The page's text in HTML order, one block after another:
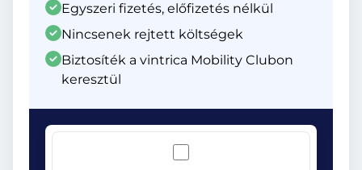
Egyszeri fizetés, előfizetés nélkül
Nincsenek rejtett költségek
Biztosíték a vintrica Mobility Clubon
keresztül